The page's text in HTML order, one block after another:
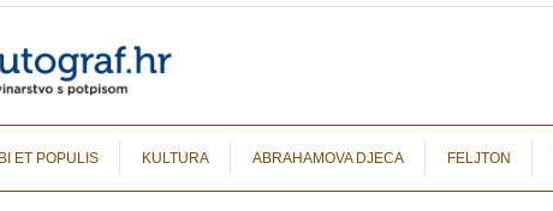
ET POPULIS KULTURA ABRAHAMOVA DJECA FELJTON